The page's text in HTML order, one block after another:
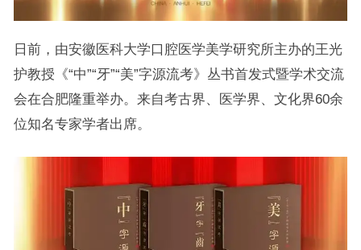
日前，由安徽医科大学口腔医学美学研究所主办的王光
护教授《“中”“牙”“美”字源流考》丛书首发式暨学术交流
会在合肥隆重举办。来自考古界、医学界、文化界60余
位知名专家学者出席。